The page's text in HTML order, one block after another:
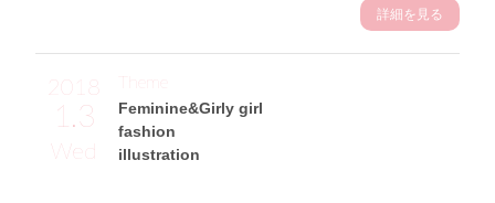
詳細を見る
2018
1.3
Wed
Feminine&Girly girl
fashion
illustration
Theme